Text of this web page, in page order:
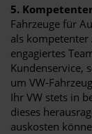
5.
Fahrzeuge für
als kompetenter
engagiertes
Kundenservice,
um VW-
Ihr VW stets in
dieses
auskosten